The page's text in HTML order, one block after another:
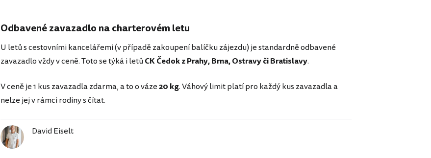
Odbavené zavazadlo na charterovém letu
U letů s cestovními kancelářemi (v případě zakoupení balíčku zájezdu) je standardně odbavené
zavazadlo vždy v ceně. Toto se týká i letůCK Čedok z Prahy, Brna, Ostravy či Bratislavy.
V ceně je 1 kus zavazadla zdarma, a to o váze20 kg. Váhový limit platí pro každý kus zavazadla a
nelze jej v rámci rodiny s čítat.
David Eiselt